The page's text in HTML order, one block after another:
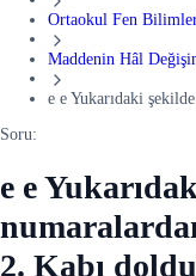
Ortaokul Fen
Maddenin Hâl
e e Yukarıdaki
Soru:
e e
2. Kabı